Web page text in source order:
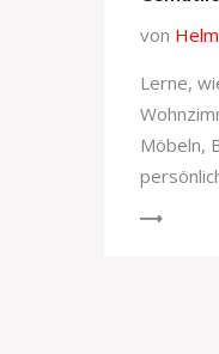
von
Lerne,
Möbeln,